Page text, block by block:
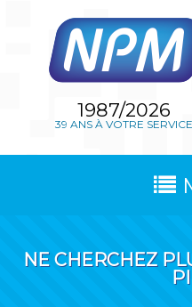
1987/2026
39 ANS À VOTRE SERVICE
NE CHERCHEZ